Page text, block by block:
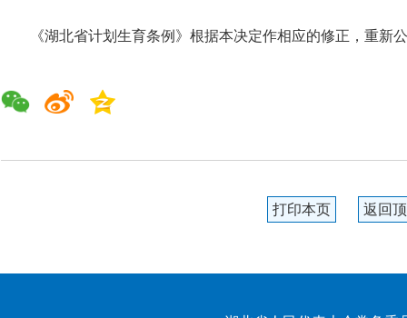
《湖北省计划生育条例》根据本决定作相应的修正，重新
打印本页 返回